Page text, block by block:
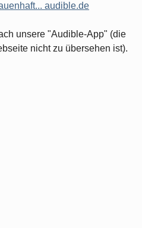
audible.de
unsere "Audible-App" (die
nicht zu übersehen ist).